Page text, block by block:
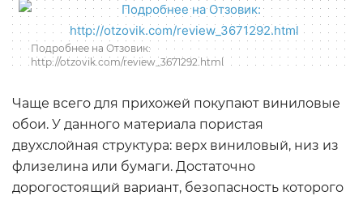
Подробнее на Отзовик:
http://otzovik.com/review_3671292.html
Чаще всего для прихожей покупают виниловые
обои. У данного материала пористая
двухслойная структура: верх виниловый, низ из
флизелина или бумаги. Достаточно
дорогостоящий вариант, безопасность которого